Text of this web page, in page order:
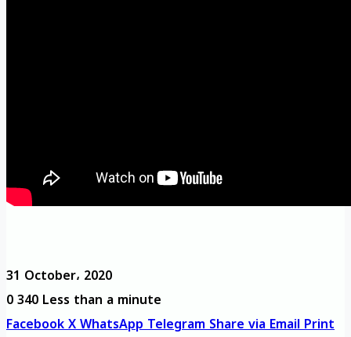
31 October، 2020
0340Less than a minute
FacebookXWhatsAppTelegramShare via EmailPrint